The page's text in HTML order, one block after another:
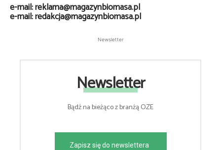
e-mail: reklama@magazynbiomasa.pl
e-mail: redakcja@magazynbiomasa.pl
Newsletter
Newsletter
Bądź na bieżąco z branżą OZE
Zapisz się do newslettera